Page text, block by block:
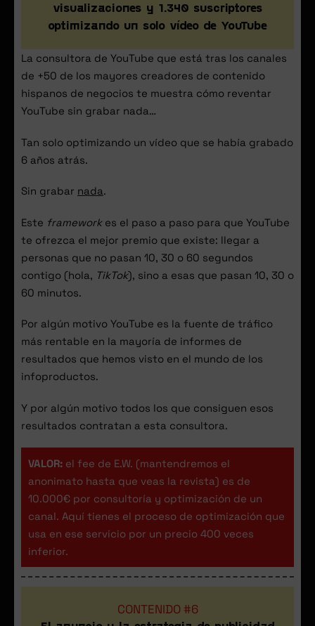
visualizaciones y 1.340 suscriptores
optimizando un solo vídeo de YouTube
La consultora de YouTube que está tras los canales
de +50 de los mayores creadores de contenido
hispanos de negocios te muestra cómo reventar
YouTube sin grabar nada…
Tan solo optimizando un vídeo que se había grabado
6 años atrás.
Sin grabar nada.
Este frameworkes el paso a paso para que YouTube
te ofrezca el mejor premio que existe: llegar a
personas que no pasan 10, 30 o 60 segundos
contigo (hola, TikTok), sino a esas que pasan 10, 30 o
60 minutos.
Por algún motivo YouTube es la fuente de tráfico
más rentable en la mayoría de informes de
resultados que hemos visto en el mundo de los
infoproductos.
Y por algún motivo todos los que consiguen esos
resultados contratan a esta consultora.
VALOR: el fee de E.W. (mantendremos el
anonimato hasta que veas la revista) es de
10.000€ por consultoría y optimización de un
canal. Aquí tienes el proceso de optimización que
usa en ese servicio por un precio 400 veces
inferior.
CONTENIDO #6